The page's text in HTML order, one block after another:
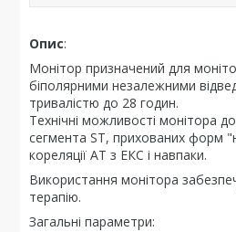
Опис:
Монітор призначений для
біполярними незалежними
тривалістю до 28 годин.
Технічні можливості монітора
сегмента ST, прихованих форм
кореляції АТ з ЕКС і навпаки.
Використання монітора
терапію.
Загальні параметри: